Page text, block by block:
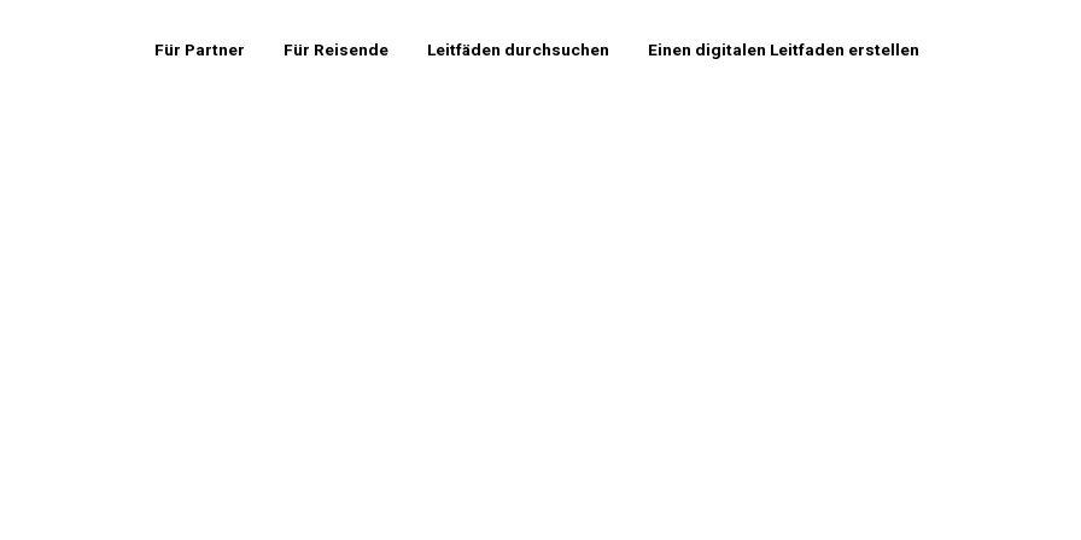
Für Partner Für Reisende Leitfäden durchsuchen Einen digitalen Leitfaden erstellen